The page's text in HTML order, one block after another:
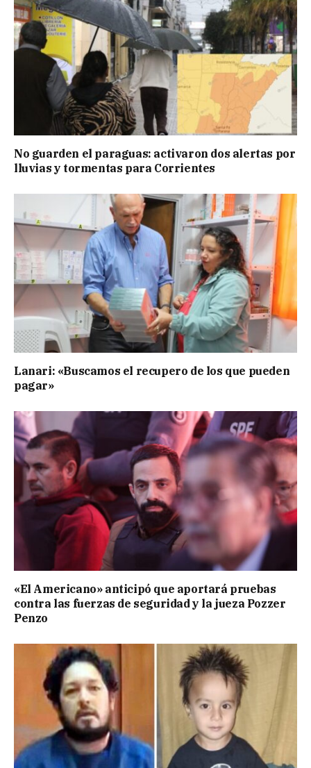
No guarden el paraguas: activaron dos alertas por
lluvias y tormentas para Corrientes
Lanari: «Buscamos el recupero de los que pueden
pagar»
«El Americano» anticipó que aportará pruebas
contra las fuerzas de seguridad y la jueza Pozzer
Penzo